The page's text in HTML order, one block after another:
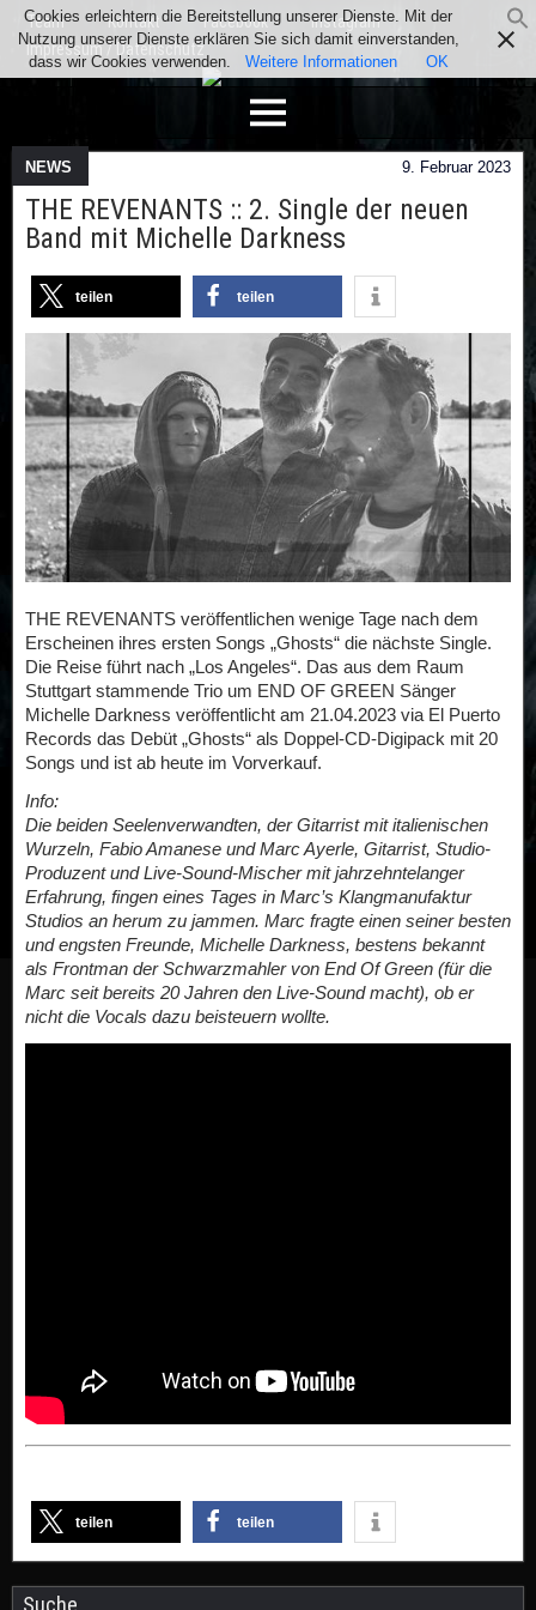
Team Kontakt Facebook
Instagram
Impressum / Datenschutz
NEWS 9. Februar 2023
THE REVENANTS :: 2. Single der neuen
Band mit Michelle Darkness
teilen teilen
THE REVENANTS veröffentlichen wenige Tage nach dem
Erscheinen ihres ersten Songs „Ghosts“ die nächste Single.
Die Reise führt nach „Los Angeles“. Das aus dem Raum
Stuttgart stammende Trio um END OF GREEN Sänger
Michelle Darkness veröffentlicht am 21.04.2023 via El Puerto
Records das Debüt „Ghosts“ als Doppel-CD-Digipack mit 20
Songs und ist ab heute im Vorverkauf.
Info:
Die beiden Seelenverwandten, der Gitarrist mit italienischen
Wurzeln, Fabio Amanese und Marc Ayerle, Gitarrist, Studio-
Produzent und Live-Sound-Mischer mit jahrzehntelanger
Erfahrung, fingen eines Tages in Marc’s Klangmanufaktur
Studios an herum zu jammen. Marc fragte einen seiner besten
und engsten Freunde, Michelle Darkness, bestens bekannt
als Frontman der Schwarzmahler von End Of Green (für die
Marc seit bereits 20 Jahren den Live-Sound macht), ob er
nicht die Vocals dazu beisteuern wollte.
teilen teilen
Suche
Cookies erleichtern die Bereitstellung unserer Dienste. Mit der
Nutzung unserer Dienste erklären Sie sich damit einverstanden,
dass wir Cookies verwenden.
Weitere Informationen OK